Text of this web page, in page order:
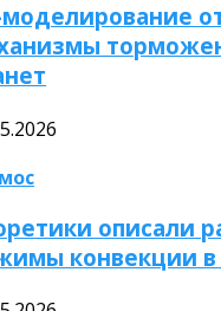
моделирование
описали
конвекции в